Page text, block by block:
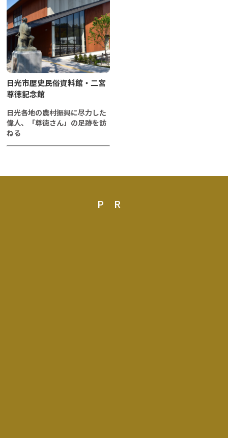
日光市歴史民俗資料館・二宮
尊徳記念館
日光各地の農村振興に尽力した
偉人、「尊徳さん」の足跡を訪
ねる
PR